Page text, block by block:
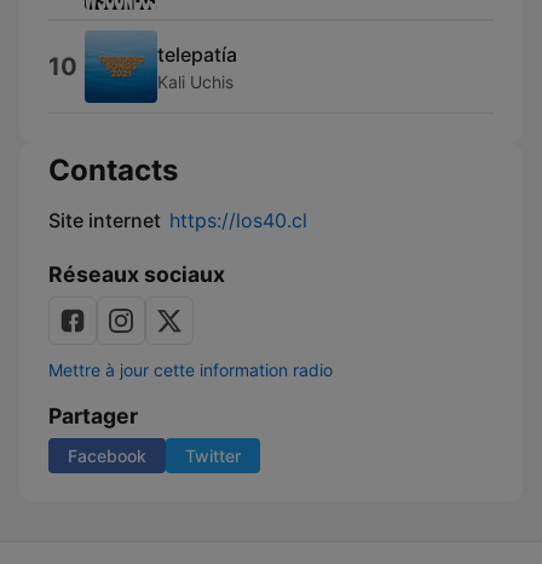
10 telepatía
Kali Uchis
Contacts
Site internet https://los40.cl
Réseaux sociaux
Mettre à jour cette information radio
Partager
Facebook Twitter